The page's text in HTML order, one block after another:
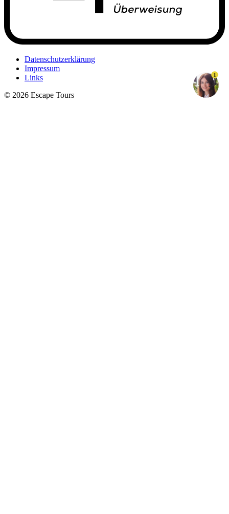
Datenschutzerklärung
Impressum
Links
© 2026 Escape Tours
1